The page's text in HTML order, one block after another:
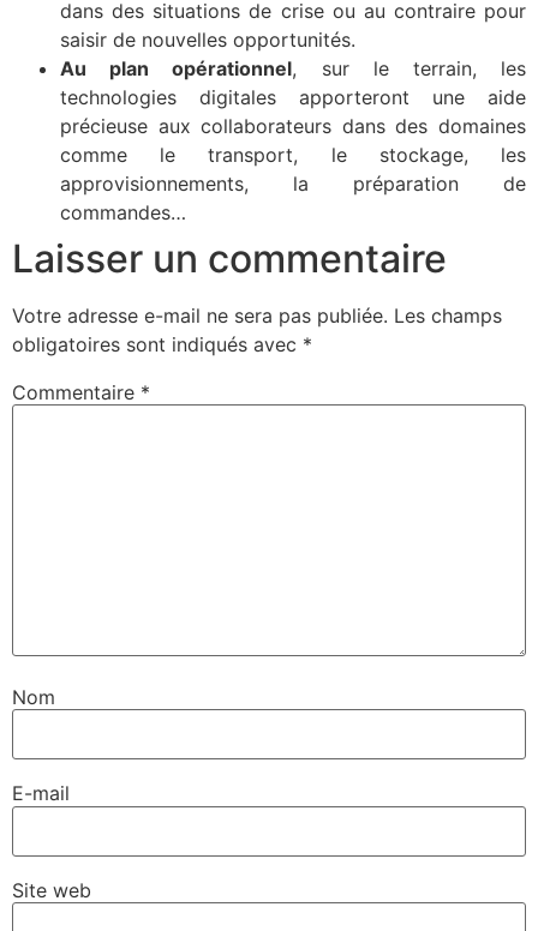
dans des situations de crise ou au contraire pour
saisir de nouvelles opportunités.
Au plan opérationnel, sur le terrain, les
technologies digitales apporteront une aide
précieuse aux collaborateurs dans des domaines
comme le transport, le stockage, les
approvisionnements, la préparation de
commandes…
Laisser un commentaire
Votre adresse e-mail ne sera pas publiée. Les champs
obligatoires sont indiqués avec *
Commentaire *
Nom
E-mail
Site web